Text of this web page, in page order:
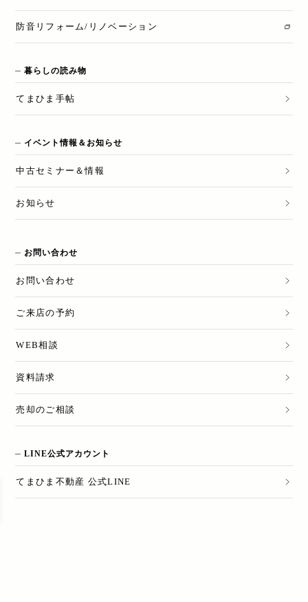
防音リフォーム/リノベーション
暮らしの読み物
てまひま手帖
イベント情報＆お知らせ
中古セミナー＆情報
お知らせ
お問い合わせ
お問い合わせ
ご来店の予約
WEB相談
資料請求
売却のご相談
LINE公式アカウント
てまひま不動産 公式LINE